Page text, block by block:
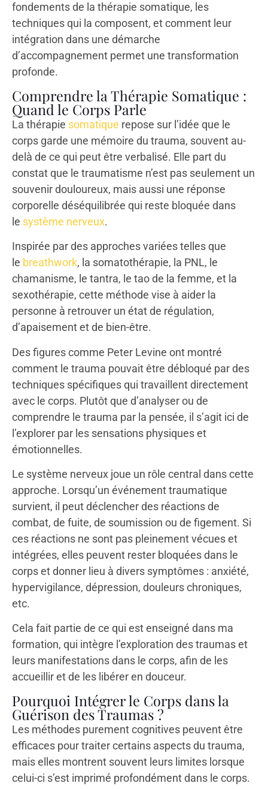
fondements de la thérapie somatique, les
techniques qui la composent, et comment leur
intégration dans une démarche
d’accompagnement permet une transformation
profonde.
Comprendre la Thérapie Somatique :
Quand le Corps Parle
La thérapie somatique repose sur l’idée que le
corps garde une mémoire du trauma, souvent au-
delà de ce qui peut être verbalisé. Elle part du
constat que le traumatisme n’est pas seulement un
souvenir douloureux, mais aussi une réponse
corporelle déséquilibrée qui reste bloquée dans
le système nerveux.
Inspirée par des approches variées telles que
le breathwork, la somatothérapie, la PNL, le
chamanisme, le tantra, le tao de la femme, et la
sexothérapie, cette méthode vise à aider la
personne à retrouver un état de régulation,
d’apaisement et de bien-être.
Des figures comme Peter Levine ont montré
comment le trauma pouvait être débloqué par des
techniques spécifiques qui travaillent directement
avec le corps. Plutôt que d’analyser ou de
comprendre le trauma par la pensée, il s’agit ici de
l’explorer par les sensations physiques et
émotionnelles.
Le système nerveux joue un rôle central dans cette
approche. Lorsqu’un événement traumatique
survient, il peut déclencher des réactions de
combat, de fuite, de soumission ou de figement. Si
ces réactions ne sont pas pleinement vécues et
intégrées, elles peuvent rester bloquées dans le
corps et donner lieu à divers symptômes : anxiété,
hypervigilance, dépression, douleurs chroniques,
etc.
Cela fait partie de ce qui est enseigné dans ma
formation, qui intègre l’exploration des traumas et
leurs manifestations dans le corps, afin de les
accueillir et de les libérer en douceur.
Pourquoi Intégrer le Corps dans la
Guérison des Traumas ?
Les méthodes purement cognitives peuvent être
efficaces pour traiter certains aspects du trauma,
mais elles montrent souvent leurs limites lorsque
celui-ci s’est imprimé profondément dans le corps.